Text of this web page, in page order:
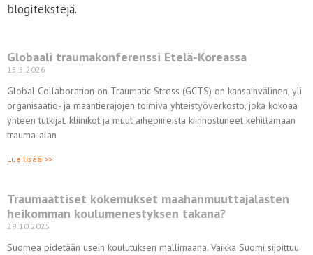
blogitekstejä.
Globaali traumakonferenssi Etelä-Koreassa
15.5.2026
Global Collaboration on Traumatic Stress (GCTS) on kansainvälinen, yli
organisaatio- ja maantierajojen toimiva yhteistyöverkosto, joka kokoaa
yhteen tutkijat, kliinikot ja muut aihepiireistä kiinnostuneet kehittämään
trauma-alan
Lue lisää >>
Traumaattiset kokemukset maahanmuuttajalasten
heikomman koulumenestyksen takana?
29.10.2025
Suomea pidetään usein koulutuksen mallimaana. Vaikka Suomi sijoittuu